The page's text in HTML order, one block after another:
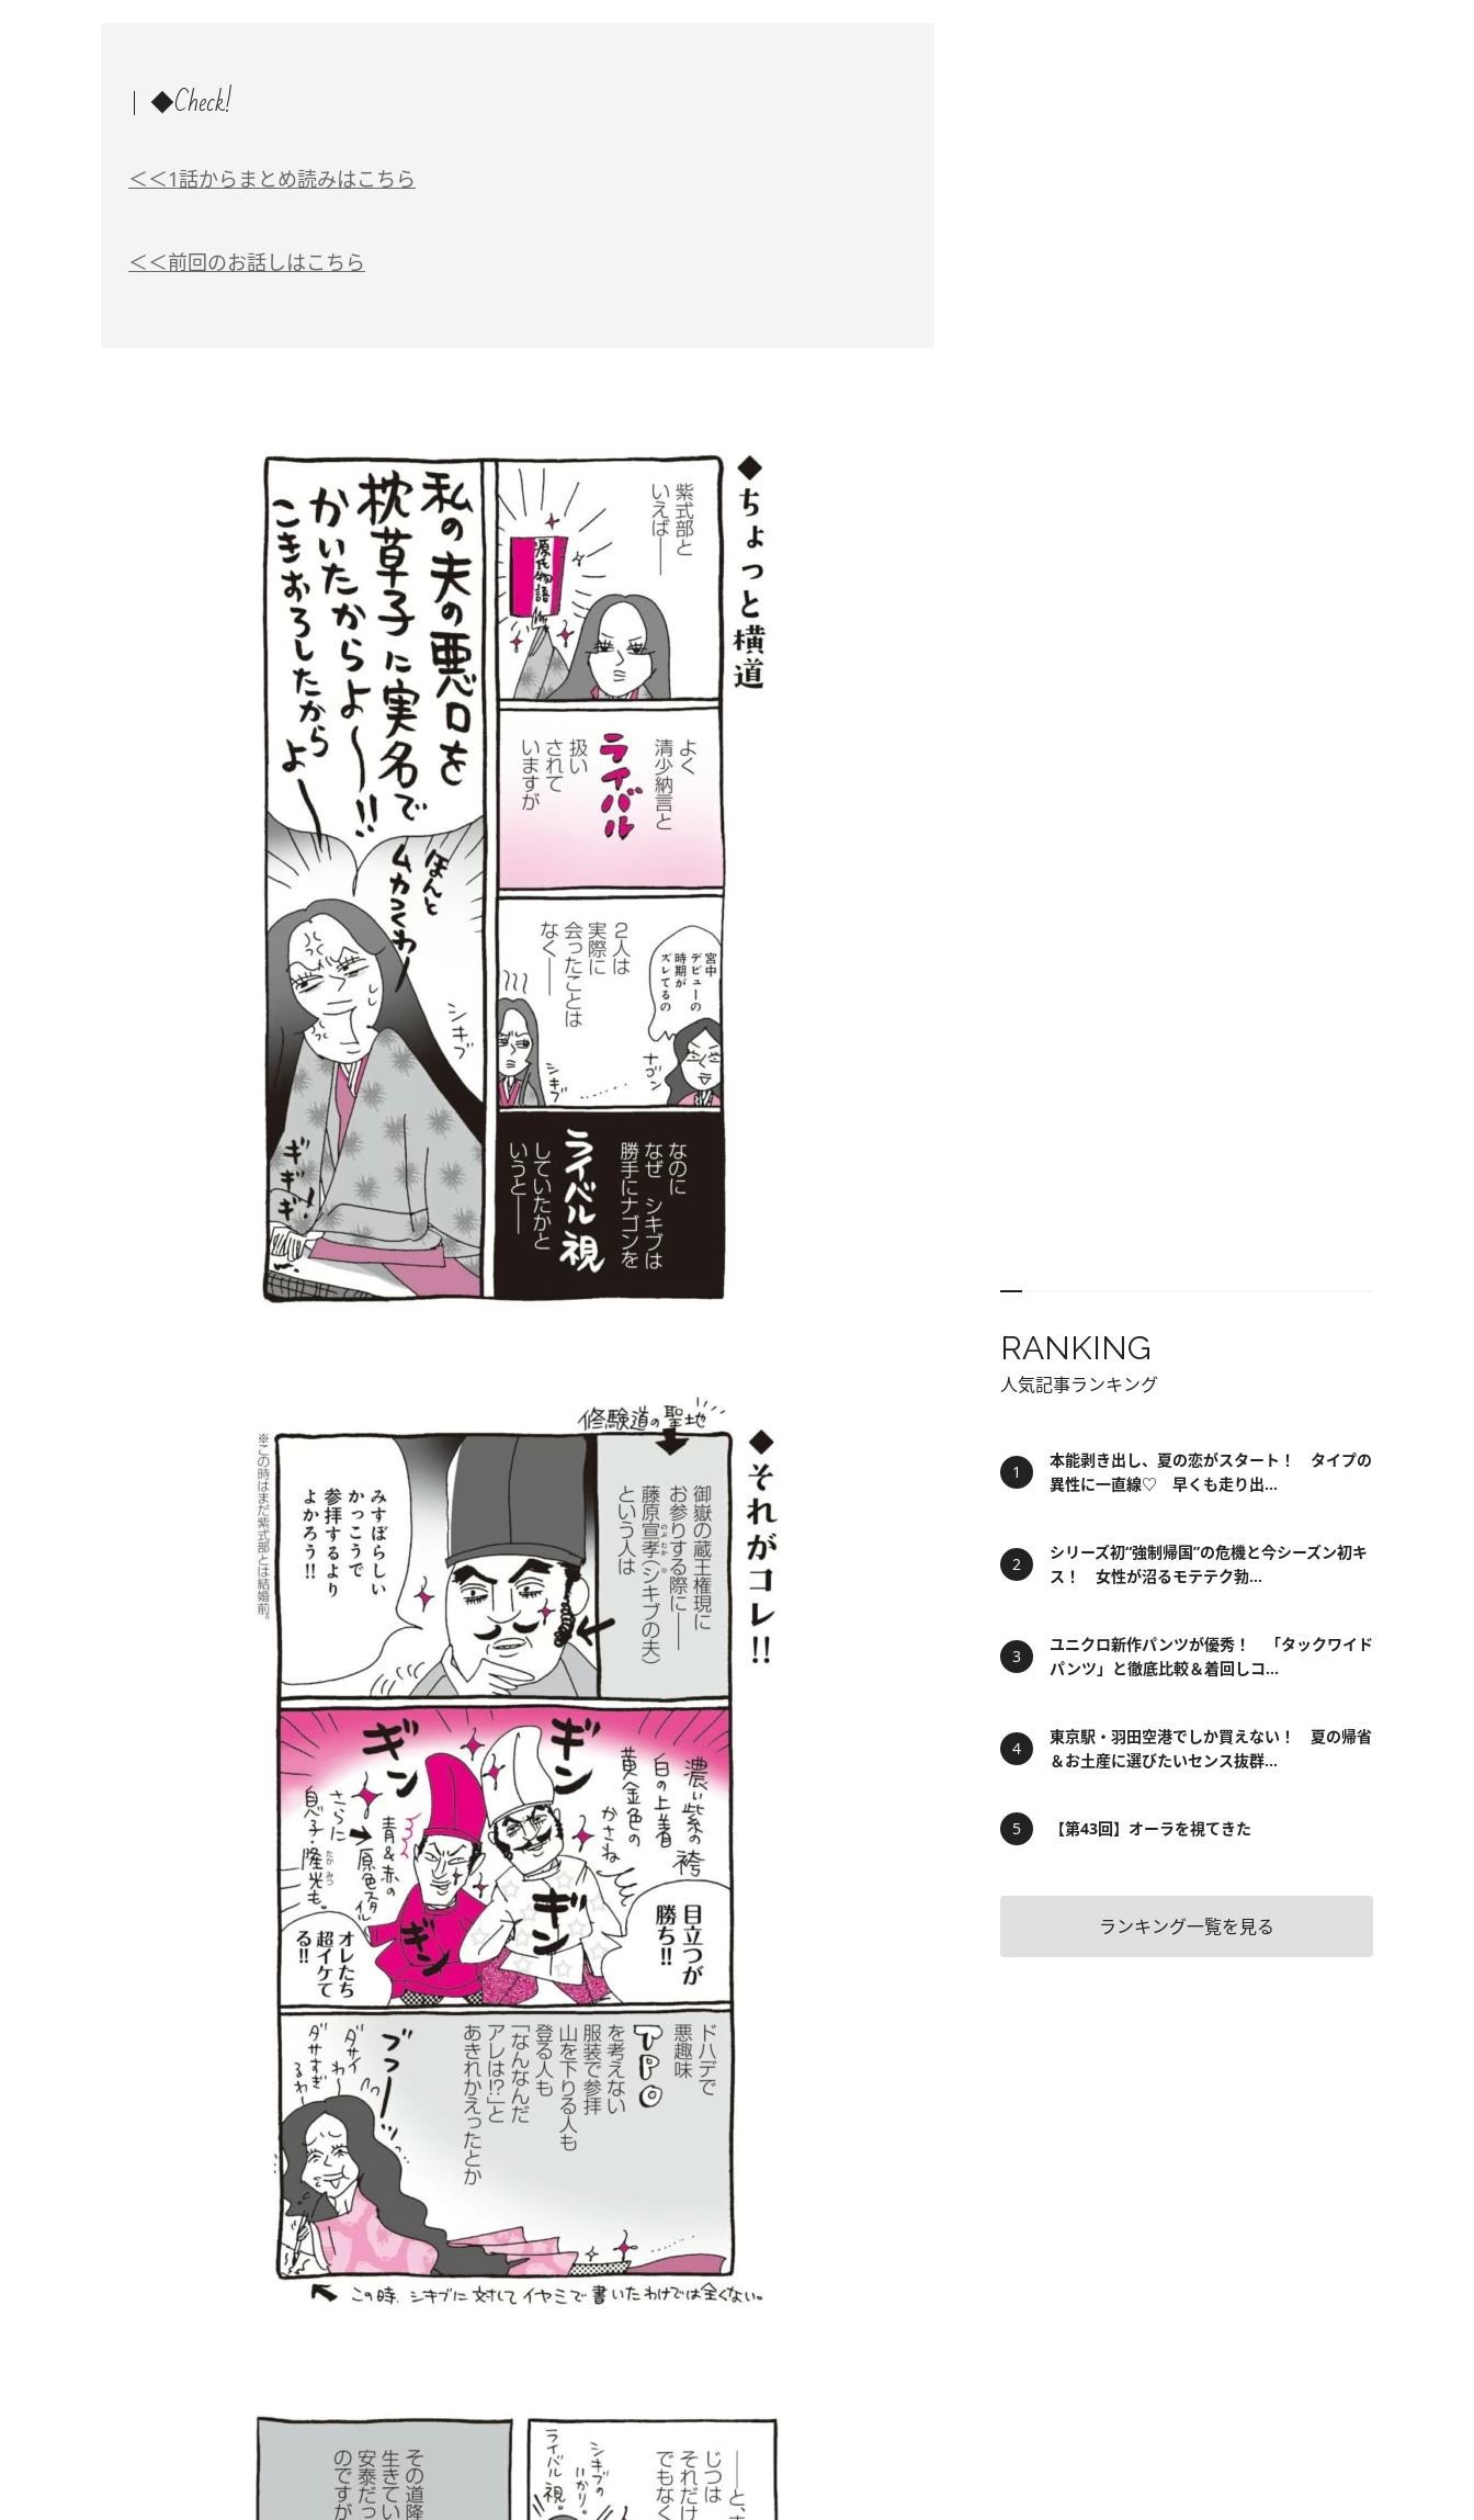
◆Check!
＜＜1話からまとめ読みはこちら
＜＜前回のお話しはこちら
RANKING
人気記事ランキング
本能剥き出し、夏の恋がスタート！ タイプの
異性に一直線♡ 早くも走り出...
シリーズ初“強制帰国”の危機と今シーズン初キ
ス！ 女性が沼るモテテク勃...
ユニクロ新作パンツが優秀！ 「タックワイド
パンツ」と徹底比較＆着回しコ...
東京駅・羽田空港でしか買えない！ 夏の帰省
＆お土産に選びたいセンス抜群...
【第43回】オーラを視てきた
ランキング一覧を見る